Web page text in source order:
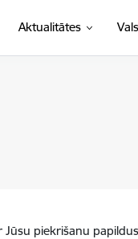
Aktualitātes
piekrišanu